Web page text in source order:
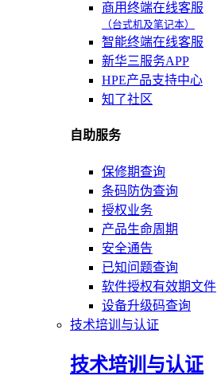
商用终端在线客服
（台式机及笔记本）
智能终端在线客服
新华三服务APP
HPE产品支持中心
知了社区
自助服务
保修期查询
条码防伪查询
授权业务
产品生命周期
安全通告
已知问题查询
软件授权有效期文件
设备升级码查询
技术培训与认证
技术培训与认证